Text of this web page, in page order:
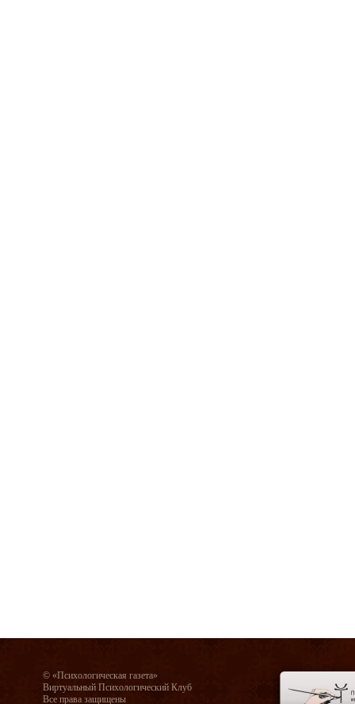
© «Психологическая газета»
Виртуальный Психологический Клуб
Все права защищены